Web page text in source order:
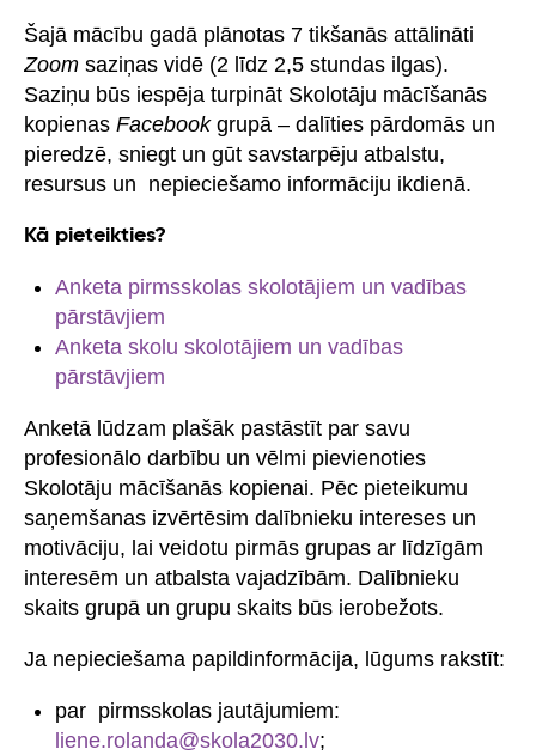
Šajā mācību gadā plānotas 7 tikšanās attālināti
Zoom saziņas vidē (2 līdz 2,5 stundas ilgas).
Saziņu būs iespēja turpināt Skolotāju mācīšanās
kopienas Facebookgrupā – dalīties pārdomās un
pieredzē, sniegt un gūt savstarpēju atbalstu,
resursus un nepieciešamo informāciju ikdienā.
Kā pieteikties?
Anketa pirmsskolas skolotājiem un vadības
pārstāvjiem
Anketa skolu skolotājiem un vadības
pārstāvjiem
Anketā lūdzam plašāk pastāstīt par savu
profesionālo darbību un vēlmi pievienoties
Skolotāju mācīšanās kopienai. Pēc pieteikumu
saņemšanas izvērtēsim dalībnieku intereses un
motivāciju, lai veidotu pirmās grupas ar līdzīgām
interesēm un atbalsta vajadzībām. Dalībnieku
skaits grupā un grupu skaits būs ierobežots.
Ja nepieciešama papildinformācija, lūgums rakstīt:
par pirmsskolas jautājumiem:
liene.rolanda@skola2030.lv;